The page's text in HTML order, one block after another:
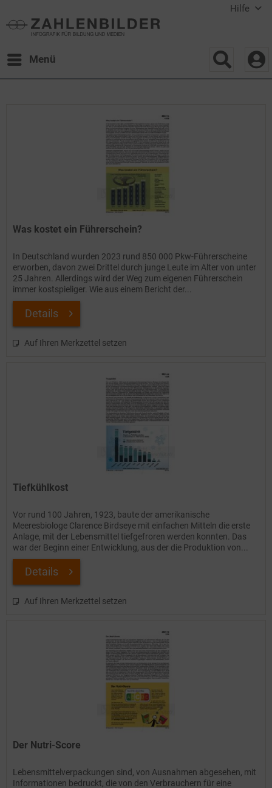
Hilfe
Menü
Was kostet ein Führerschein?
In Deutschland wurden 2023 rund 850 000 Pkw-Führerscheine
erworben, davon zwei Drittel durch junge Leute im Alter von unter
25 Jahren. Allerdings wird der Weg zum eigenen Führerschein
immer kostspieliger. Wie aus einem Bericht der...
Details
Auf Ihren Merkzettel setzen
Tiefkühlkost
Vor rund 100 Jahren, 1923, baute der amerikanische
Meeresbiologe Clarence Birdseye mit einfachen Mitteln die erste
Anlage, mit der Lebensmittel tiefgefroren werden konnten. Das
war der Beginn einer Entwicklung, aus der die Produktion von...
Details
Auf Ihren Merkzettel setzen
Der Nutri-Score
Lebensmittelverpackungen sind, von Ausnahmen abgesehen, mit
Informationen bedruckt, die von den Verbrauchern für eine